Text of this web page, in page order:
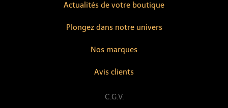
Actualités de votre boutique
Avis clients
Nos marques
Plongez dans notre univers
C.G.V.